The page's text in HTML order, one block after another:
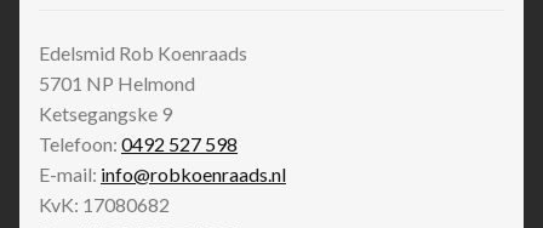
Edelsmid Rob Koenraads
5701 NP Helmond
Ketsegangske 9
Telefoon: 0492 527 598
E-mail: info@robkoenraads.nl
KvK: 17080682